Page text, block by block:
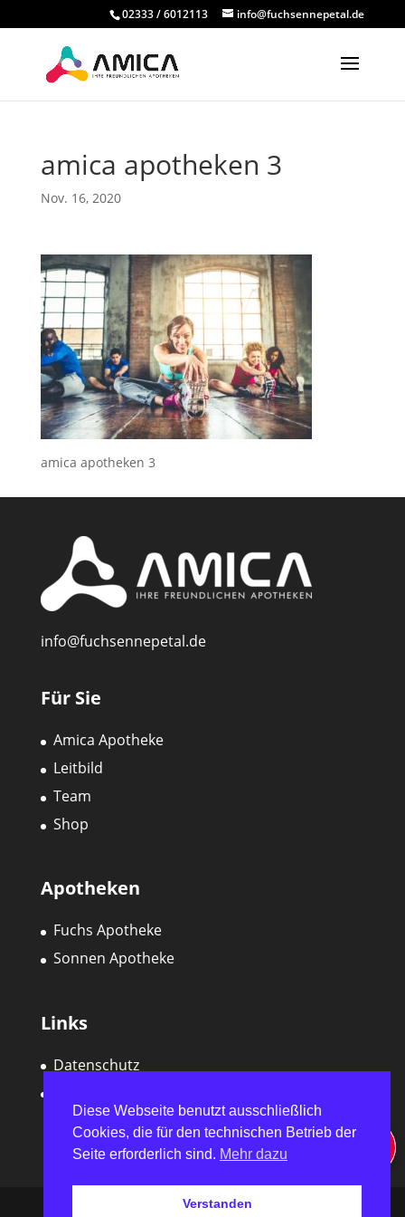
02333 / 6012113 info@fuchsennepetal.de
amica apotheken 3
Nov. 16, 2020
amica apotheken 3
info@fuchsennepetal.de
Für Sie
Amica Apotheke
Leitbild
Team
Shop
Apotheken
Fuchs Apotheke
Sonnen Apotheke
Links
Datenschutz
Diese Webseite benutzt ausschließlich
Cookies, die für den technischen Betrieb der
Seite erforderlich sind. Mehr dazu
Verstanden